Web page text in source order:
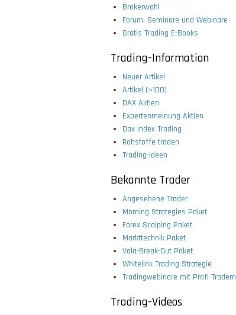
Brokerwahl
Forum, Seminare und Webinare
Gratis Trading E-Books
Trading-Information
Neuer Artikel
Artikel (>100)
DAX Aktien
Expertenmeinung Aktien
Dax Index Trading
Rohstoffe traden
Trading-Ideen
Bekannte Trader
Angesehene Trader
Morning Strategies Paket
Forex Scalping Paket
Markttechnik Paket
Vola-Break-Out Paket
Whitelink Trading Strategie
Tradingwebinare mit Profi Tradern
Trading-Videos